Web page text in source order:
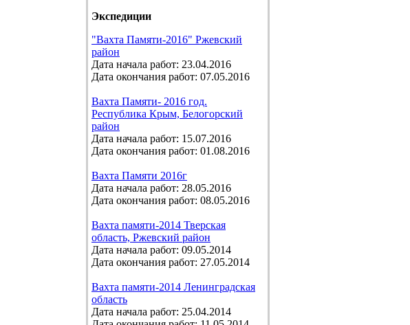
Экспедиции
"Вахта Памяти-2016" Ржевский
район
Дата начала работ: 23.04.2016
Дата окончания работ: 07.05.2016
Вахта Памяти- 2016 год.
Республика Крым, Белогорский
район
Дата начала работ: 15.07.2016
Дата окончания работ: 01.08.2016
Вахта Памяти 2016г
Дата начала работ: 28.05.2016
Дата окончания работ: 08.05.2016
Вахта памяти-2014 Тверская
область, Ржевский район
Дата начала работ: 09.05.2014
Дата окончания работ: 27.05.2014
Вахта памяти-2014 Ленинградская
область
Дата начала работ: 25.04.2014